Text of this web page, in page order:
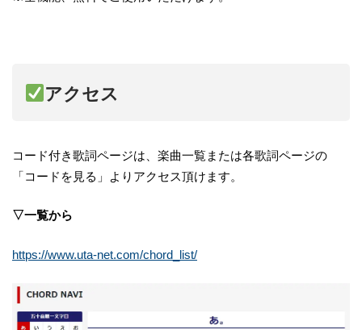
アクセス
コード付き歌詞ページは、楽曲一覧または各歌詞ページの
「コードを見る」よりアクセス頂けます。
▽一覧から
https://www.uta-net.com/chord_list/